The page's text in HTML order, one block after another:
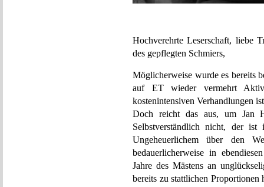
Hochverehrte Leserschaft, liebe
des gepflegten Schmiers,
Möglicherweise wurde es bereits
auf ET wieder vermehrt
kostenintensiven Verhandlungen
Doch reicht das aus, um Jan
Selbstverständlich nicht, der
Ungeheuerlichem über den
bedauerlicherweise in
Jahre des Mästens an
bereits zu stattlichen Proportionen